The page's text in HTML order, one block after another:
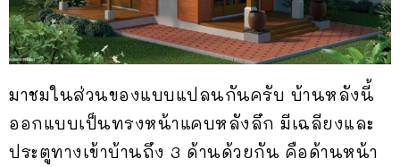
มาชมในส่วนของแบบแปลนกันครับ บ้านหลังนี้
ออกแบบเป็นทรงหน้าแคบหลังลึก มีเฉลียงและ
ประตูทางเข้าบ้านถึง 3 ด้านด้วยกัน คือด้านหน้า